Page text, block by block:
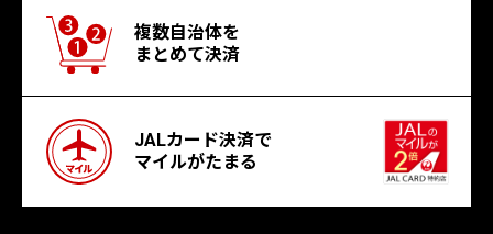
複数自治体を
まとめて決済
JALカード決済で
マイルがたまる